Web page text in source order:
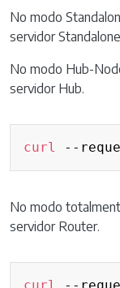
No modo
servidor
No modo Hub-
servidor Hub.
curl --
No modo
servidor Router.